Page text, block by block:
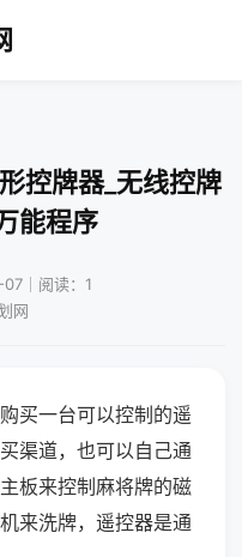
控牌器_无线控牌
能程序
｜阅读：1
网
买一台可以控制的遥
渠道，也可以自己通
板来控制麻将牌的磁
来洗牌，遥控器是通